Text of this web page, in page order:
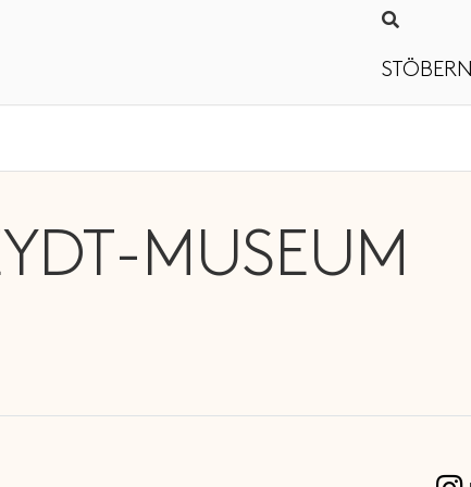
STÖBERN
MUSEUM